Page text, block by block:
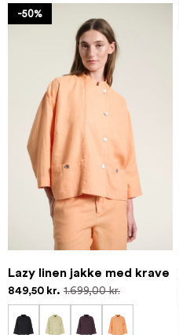
-50%
Lazy linen jakke med krave
849,50 kr. 1.699,00 kr.